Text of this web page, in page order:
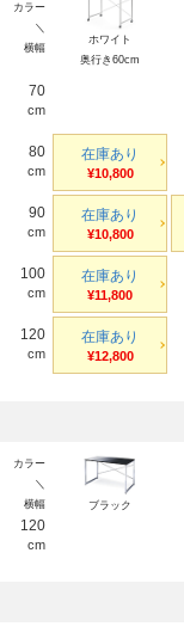
カラー
＼
横幅
ホワイト
奥行き60cm
70
cm
80
cm
在庫あり
¥10,800
90
cm
在庫あり
¥10,800
100
cm
在庫あり
¥11,800
120
cm
在庫あり
¥12,800
カラー
＼
横幅
ブラック
120
cm